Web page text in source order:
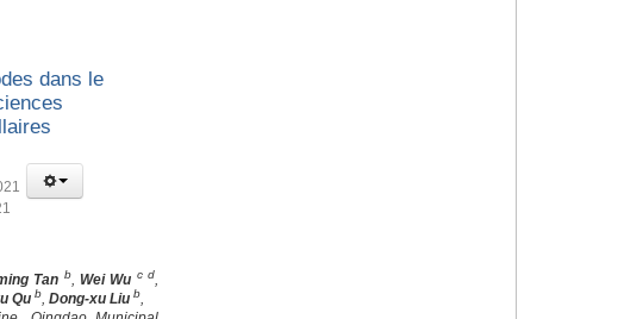
dans le
Tan b, Wei Wu c d
Qu b ,Dong-xu Liu b